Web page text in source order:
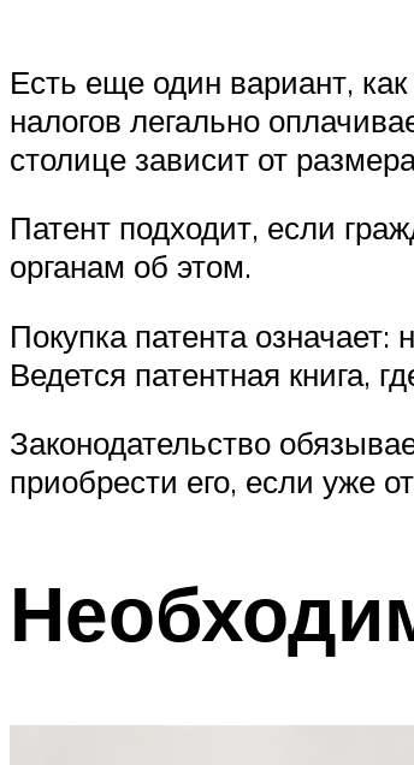
Есть еще один вариант,
налогов легально
столице зависит от
Патент подходит, если
органам об этом.
Покупка патента
Ведется патентная книга,
Законодательство
приобрести его, если уже